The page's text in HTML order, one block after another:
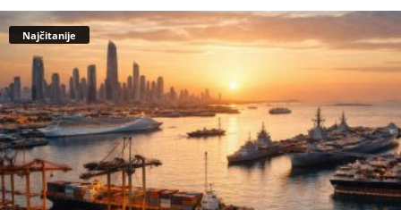
Najčitanije